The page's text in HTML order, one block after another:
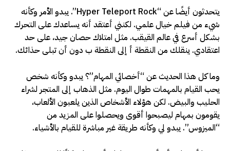
يتحدثون أيضًا عن “Hyper Teleport Rock”. يبدو الأمر وكأنه
شيء من فيلم خيال علمي. لكنني أعتقد أنه يساعدك على التحرك
بشكل أسرع في عالم القيقب. مثل امتلاك حصان جيد، على حد
اعتقادي. ينقلك من النقطة أ إلى النقطة ب دون أن تبلى حذائك.
وما كل هذا الحديث عن “أخصائي المهام”؟ يبدو وكأنه شخص
يحب القيام بالمهمات طوال اليوم. مثل الذهاب إلى المتجر لشراء
الحليب والبيض. لكن هؤلاء الأشخاص الذين يلعبون الألعاب،
يقومون بمهام ليصبحوا أقوى ويحصلوا على المزيد من
“الميزوس”. يبدو لي وكأنه طريقة غير مباشرة للقيام بالأشياء.